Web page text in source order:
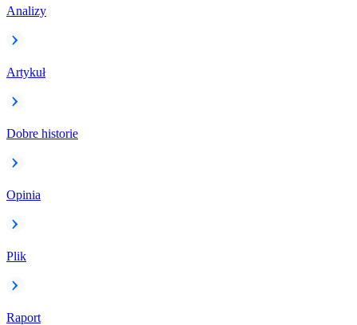
Analizy
Artykuł
Dobre historie
Opinia
Plik
Raport